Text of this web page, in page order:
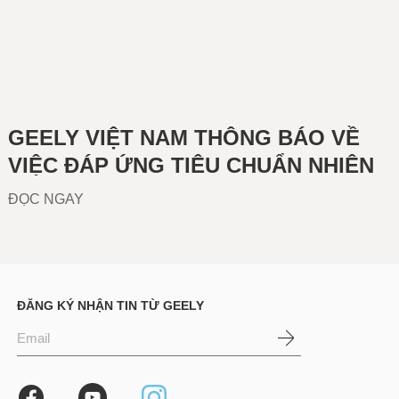
GEELY VIỆT NAM THÔNG BÁO VỀ
VIỆC ĐÁP ỨNG TIÊU CHUẨN NHIÊN
LIỆU TRÊN CÁC DÒNG XE CÓ
ĐỌC NGAY
ĐĂNG KÝ NHẬN TIN TỪ GEELY